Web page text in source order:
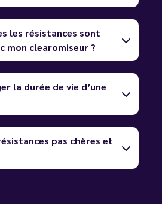
les résistances sont
mon clearomiseur ?
la durée de vie d’une
pas chères et